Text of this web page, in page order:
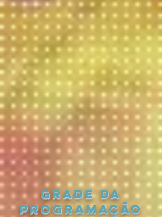
Grade da
Programação